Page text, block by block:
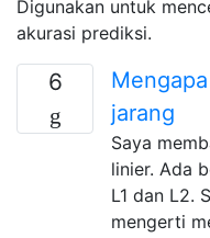
Digunakan untuk
akurasi prediksi.
6
jarang
Saya
linier. Ada
L1 dan L2.
mengerti